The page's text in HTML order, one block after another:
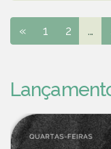
« 1 2 ...